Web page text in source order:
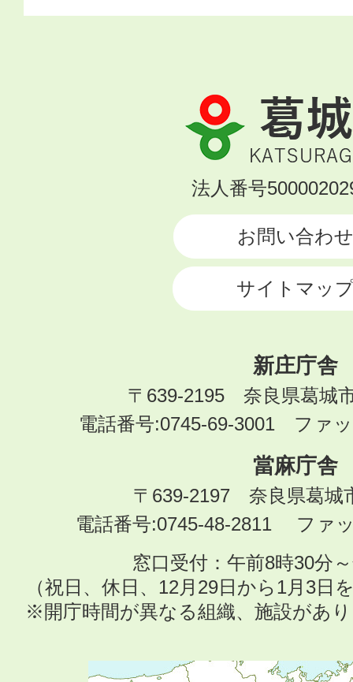
葛
城
市
KATSURAGI
法人番号
お問い合わせ
サイトマッ
新庄庁舎
〒639-2195 奈良県葛城
電話番号:0745-69-3001 ファ
當麻庁舎
〒639-2197 奈良県葛城
電話番号:0745-48-2811 ファ
窓口受付：午前8時30分
（祝日、休日、12月29日から1月3日
※開庁時間が異なる組織、施設があ